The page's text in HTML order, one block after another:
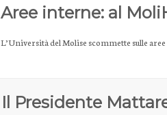
Aree interne: al
L’Università del Molise scommette sulle
Il Presidente